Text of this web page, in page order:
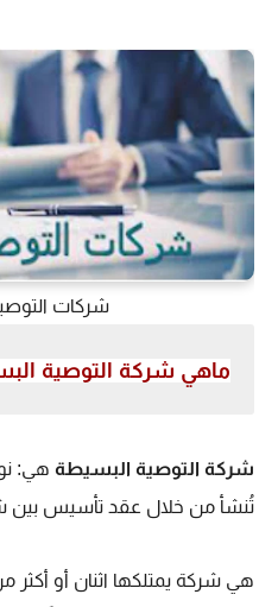
شركات
ماهي شركة التوصية
شركة التوصية البسيطة هي:
تُنشأ من خلال عقد تأسيس بين
هي شركة يمتلكها اثنان أو